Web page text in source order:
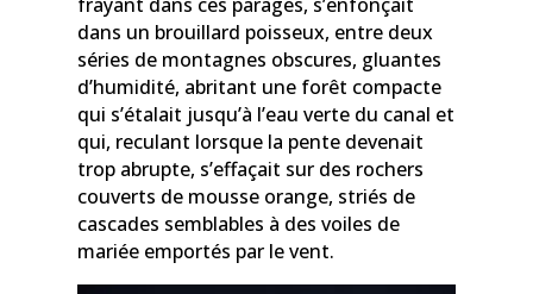
frayant dans ces parages, s’enfonçait
dans un brouillard poisseux, entre deux
séries de montagnes obscures, gluantes
d’humidité, abritant une forêt compacte
qui s’étalait jusqu’à l’eau verte du canal et
qui, reculant lorsque la pente devenait
trop abrupte, s’effaçait sur des rochers
couverts de mousse orange, striés de
cascades semblables à des voiles de
mariée emportés par le vent.